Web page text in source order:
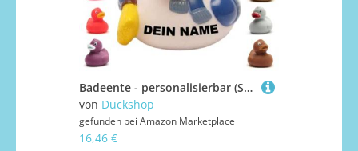
Badeente - personalisierbar (Schneemann Ente)
von Duckshop
gefunden bei Amazon Marketplace
16,46 €